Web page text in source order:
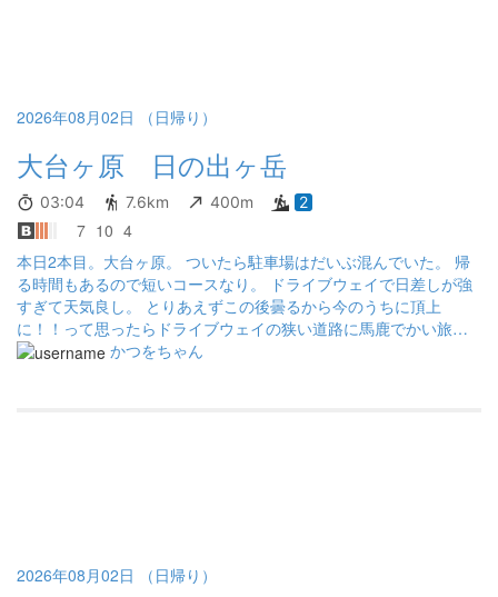
2026年08月02日 （日帰り）
大台ヶ原 日の出ヶ岳
03:04 7.6km 400m 2
7 10 4
本日2本目。大台ヶ原。 ついたら駐車場はだいぶ混んでいた。 帰
る時間もあるので短いコースなり。 ドライブウェイで日差しが強
すぎて天気良し。 とりあえずこの後曇るから今のうちに頂上
に！！って思ったらドライブウェイの狭い道路に馬鹿でかい旅行
会社バス。 すれ違いのために時間がかかるためバスの後ろは渋
大蛇嵓以降の半周はなくて良かったな😇 あんよ疲れただけだっ
かつをちゃん
2026年08月02日 （日帰り）